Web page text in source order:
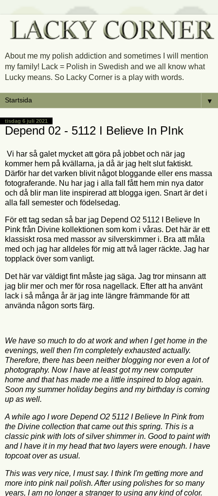
About me my polish addiction and sometimes I will mention
my family! Lack = Polish in Swedish and we all know what
Lucky means. So Lacky Corner is a play with words.
▼
tisdag 6 juli 2021
Depend 02 - 5112 I Believe In PInk
Vi har så galet mycket att göra på jobbet och när jag
kommer hem på kvällarna, ja då är jag helt slut faktiskt.
Därför har det varken blivit något bloggande eller ens massa
fotograferande. Nu har jag i alla fall fått hem min nya dator
och då blir man lite inspirerad att blogga igen. Snart är det i
alla fall semester och födelsedag.
För ett tag sedan så bar jag Depend O2 5112 I Believe In
Pink från Divine kollektionen som kom i våras. Det här är ett
klassiskt rosa med massor av silverskimmer i. Bra att måla
med och jag har alldeles för mig att två lager räckte. Jag har
topplack över som vanligt.
Det här var väldigt fint måste jag säga. Jag tror minsann att
jag blir mer och mer för rosa nagellack. Efter att ha använt
lack i så många år är jag inte längre främmande för att
använda någon sorts färg.
We have so much to do at work and when I get home in the
evenings, well then I'm completely exhausted actually.
Therefore, there has been neither blogging nor even a lot of
photography. Now I have at least got my new computer
home and that has made me a little inspired to blog again.
Soon my summer holiday begins and my birthday is coming
up as well.
A while ago I wore Depend O2 5112 I Believe In Pink from
the Divine collection that came out this spring. This is a
classic pink with lots of silver shimmer in. Good to paint with
and I have it in my head that two layers were enough. I have
topcoat over as usual.
This was very nice, I must say. I think I'm getting more and
more into pink nail polish. After using polishes for so many
years, I am no longer a stranger to using any kind of color.